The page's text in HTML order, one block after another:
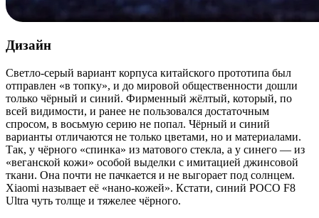
Дизайн
Светло-серый вариант корпуса китайского прототипа был
отправлен «в топку», и до мировой общественности дошли
только чёрный и синий. Фирменный жёлтый, который, по
всей видимости, и ранее не пользовался достаточным
спросом, в восьмую серию не попал. Чёрный и синий
варианты отличаются не только цветами, но и материалами.
Так, у чёрного «спинка» из матового стекла, а у синего — из
«веганской кожи» особой выделки с имитацией джинсовой
ткани. Она почти не пачкается и не выгорает под солнцем.
Xiaomi называет её «нано-кожей». Кстати, синий POCO F8
Ultra чуть толще и тяжелее чёрного.